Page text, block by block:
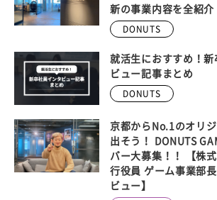
新の事業内容を全紹介
DONUTS
就活生におすすめ！新
ビュー記事まとめ
DONUTS
京都からNo.1のオリ
出そう！ DONUTS
バー大募集！！ 【株
行役員 ゲーム事業部
ビュー】